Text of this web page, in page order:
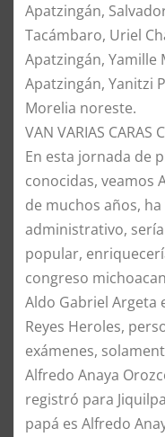
Apatzingán,
Tacámbaro, Uriel
Apatzingán, Yamille
Apatzingán, Yanitzi
Morelia noreste.
​VAN VARIAS CARAS
​En esta jornada de
conocidas, veamos
de muchos años,
administrativo,
popular,
congreso
Aldo Gabriel Argeta
Reyes Heroles,
exámenes,
​Alfredo Anaya
registró para
papá es Alfredo